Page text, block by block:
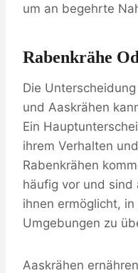
um an begehrte
Rabenkrähe
Die
und Aaskrähen
Ein
ihrem Verhalten
Rabenkrähen
häufig vor und sind
ihnen ermöglicht,
Umgebungen zu
Aaskrähen